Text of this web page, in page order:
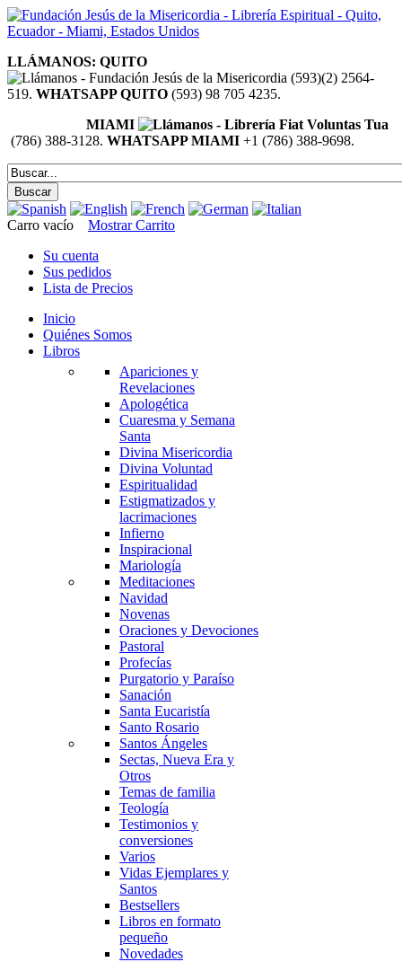
LLÁMANOS: QUITO
(593)(2) 2564-
519. WHATSAPP QUITO (593) 98 705 4235.
MIAMI
(786) 388-3128. WHATSAPP MIAMI +1 (786) 388-9698.
Carro vacío
Mostrar Carrito
Su cuenta
Sus pedidos
Lista de Precios
Inicio
Quiénes Somos
Libros
Apariciones y
Revelaciones
Apologética
Cuaresma y Semana
Santa
Divina Misericordia
Divina Voluntad
Espiritualidad
Estigmatizados y
lacrimaciones
Infierno
Inspiracional
Mariología
Meditaciones
Navidad
Novenas
Oraciones y Devociones
Pastoral
Profecías
Purgatorio y Paraíso
Sanación
Santa Eucaristía
Santo Rosario
Santos Ángeles
Sectas, Nueva Era y
Otros
Temas de familia
Teología
Testimonios y
conversiones
Varios
Vidas Ejemplares y
Santos
Bestsellers
Libros en formato
pequeño
Novedades